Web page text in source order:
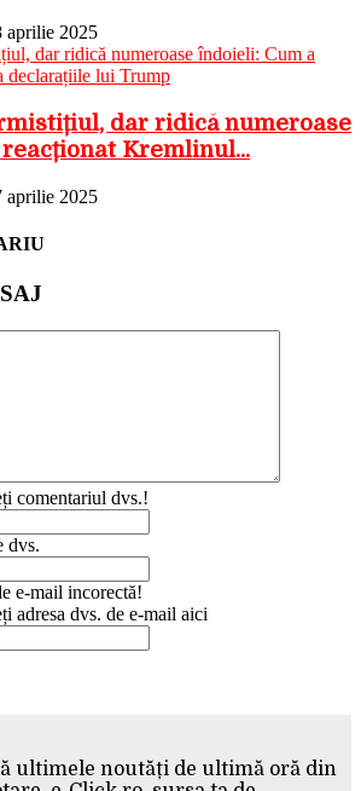
aprilie 2025
dar ridică numeroase
Kremlinul...
aprilie 2025
comentariul dvs.!
dvs.
e-mail incorectă!
adresa dvs. de e-mail aici
ultimele noutăți de ultimă oră din